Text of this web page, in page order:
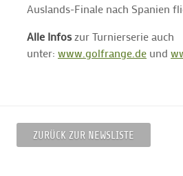
Auslands-Finale nach Spanien
Alle Infoszur Turnierserie auch
unter: www.golfrange.de und
ZURÜCK ZUR NEWSLISTE